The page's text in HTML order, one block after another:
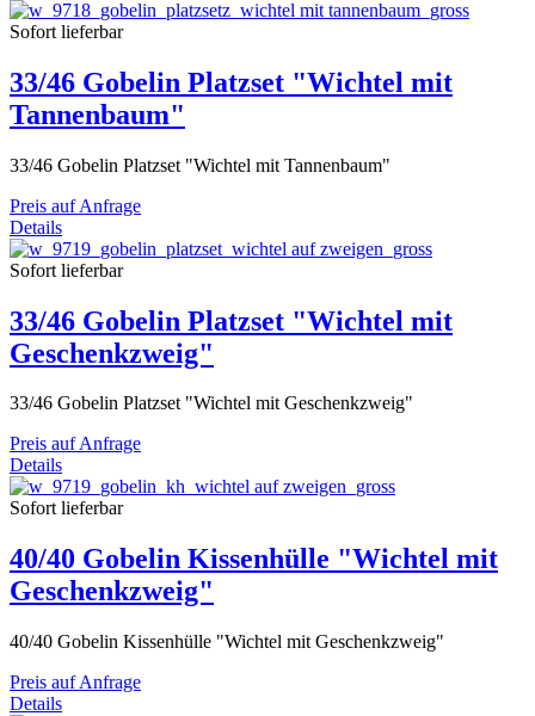
Sofort lieferbar
33/46 Gobelin Platzset "Wichtel mit
Tannenbaum"
33/46 Gobelin Platzset "Wichtel mit Tannenbaum"
Preis auf Anfrage
Details
Sofort lieferbar
33/46 Gobelin Platzset "Wichtel mit
Geschenkzweig"
33/46 Gobelin Platzset "Wichtel mit Geschenkzweig"
Preis auf Anfrage
Details
Sofort lieferbar
40/40 Gobelin Kissenhülle "Wichtel mit
Geschenkzweig"
40/40 Gobelin Kissenhülle "Wichtel mit Geschenkzweig"
Preis auf Anfrage
Details